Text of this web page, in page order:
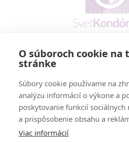
Prečo my
Cookies policy
Vernostný
Doručenie -
O súboroch cookie na
stránke
Súbory cookie používame na
analýzu informácií o výkone a
poskytovanie funkcií sociálnych
a prispôsobenie obsahu a
Viac informácií